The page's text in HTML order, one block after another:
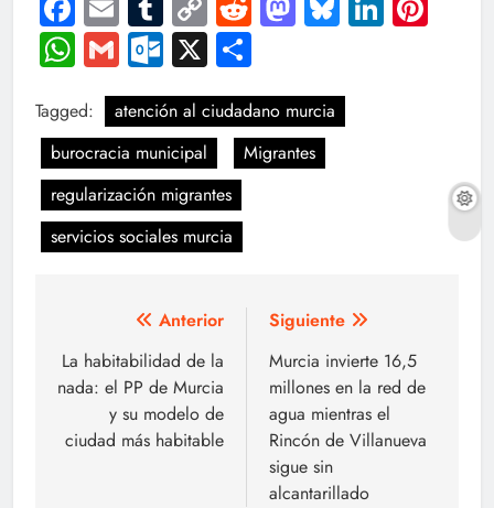
Link
WhatsApp
GmailOutlook.com
X
Tagged:
atención al ciudadano murcia
burocracia municipal
Migrantes
regularización migrantes
servicios sociales murcia
Navegación
de
entradas
Anterior
La habitabilidad de la
nada: el PP de Murcia
y su modelo de
ciudad más habitable
Siguiente
Murcia invierte 16,5
millones en la red de
agua mientras el
Rincón de Villanueva
sigue sin
alcantarillado